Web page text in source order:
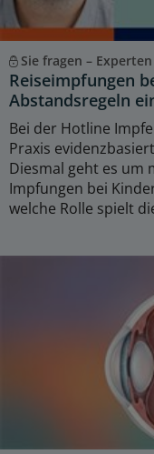
Sie fragen –
Reiseimpfungen
Abstandsregeln
Bei der Hotline
Praxis
Diesmal geht es um
Impfungen bei
welche Rolle spielt